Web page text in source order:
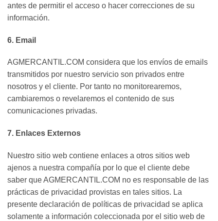
antes de permitir el acceso o hacer correcciones de su
información.
6. Email
AGMERCANTIL.COM considera que los envíos de emails
transmitidos por nuestro servicio son privados entre
nosotros y el cliente. Por tanto no monitorearemos,
cambiaremos o revelaremos el contenido de sus
comunicaciones privadas.
7. Enlaces Externos
Nuestro sitio web contiene enlaces a otros sitios web
ajenos a nuestra compañía por lo que el cliente debe
saber que AGMERCANTIL.COM no es responsable de las
prácticas de privacidad provistas en tales sitios. La
presente declaración de políticas de privacidad se aplica
solamente a información coleccionada por el sitio web de